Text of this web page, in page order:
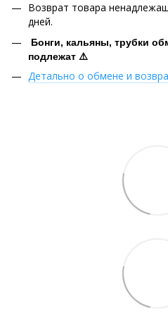
Возврат товара
дней.
Бонги, кальяны, трубки
подлежат ⚠️
Детально о обмене и